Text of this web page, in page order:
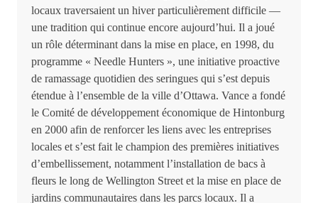
locaux traversaient un hiver particulièrement difficile —
une tradition qui continue encore aujourd’hui. Il a joué
un rôle déterminant dans la mise en place, en 1998, du
programme « Needle Hunters », une initiative proactive
de ramassage quotidien des seringues qui s’est depuis
étendue à l’ensemble de la ville d’Ottawa. Vance a fondé
le Comité de développement économique de Hintonburg
en 2000 afin de renforcer les liens avec les entreprises
locales et s’est fait le champion des premières initiatives
d’embellissement, notamment l’installation de bacs à
fleurs le long de Wellington Street et la mise en place de
jardins communautaires dans les parcs locaux. Il a